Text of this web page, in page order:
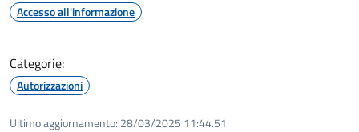
Accesso all'informazione
Categorie:
Autorizzazioni
Ultimo aggiornamento: 28/03/2025 11:44.51